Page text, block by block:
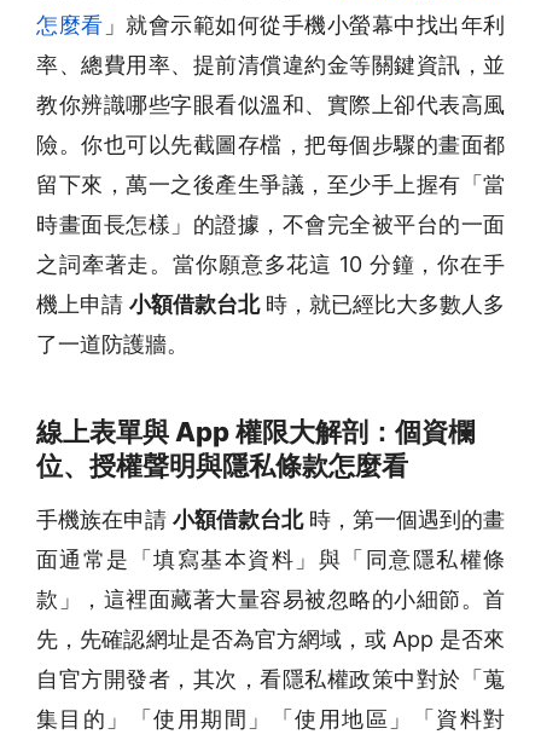
怎麼看 」就會示範如何從手機小螢幕中找出年利
率、總費用率、提前清償違約金等關鍵資訊，並
教你辨識哪些字眼看似溫和、實際上卻代表高風
險。你也可以先截圖存檔，把每個步驟的畫面都
留下來，萬一之後產生爭議，至少手上握有「當
時畫面長怎樣」的證據，不會完全被平台的一面
之詞牽著走。當你願意多花這 10 分鐘，你在手
機上申請 小額借款台北時，就已經比大多數人多
了一道防護牆。
線上表單與 App 權限大解剖：個資欄
位、授權聲明與隱私條款怎麼看
手機族在申請 小額借款台北時，第一個遇到的畫
面通常是「填寫基本資料」與「同意隱私權條
款」，這裡面藏著大量容易被忽略的小細節。首
先，先確認網址是否為官方網域，或 App 是否來
自官方開發者，其次，看隱私權政策中對於「蒐
集目的」「使用期間」「使用地區」「資料對